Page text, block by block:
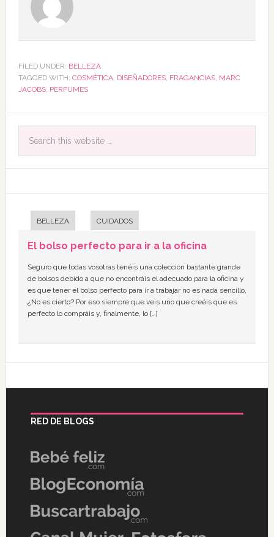
FILED UNDER: BELLEZA
TAGGED WITH: COSMÉTICA, DISEÑADORES, FRAGANCIAS, MARC
JACOBS, PERFUMES
BELLEZA CUIDADOS
El bolso perfecto para ir a la oficina
Seguro que todas vosotras tenéis una colección bastante grande
de bolsos debido a que no encontráis el adecuado para la oficina y
es que tener el bolso perfecto para ir a trabajar no es nada sencillo,
¿No es cierto? Por eso siempre que veis uno que creéis que es
perfecto lo compráis y, finalmente, lo […]
RED DE BLOGS